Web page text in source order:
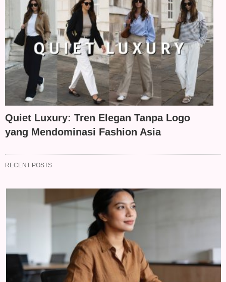
Quiet Luxury: Tren Elegan Tanpa Logo
yang Mendominasi Fashion Asia
RECENT POSTS